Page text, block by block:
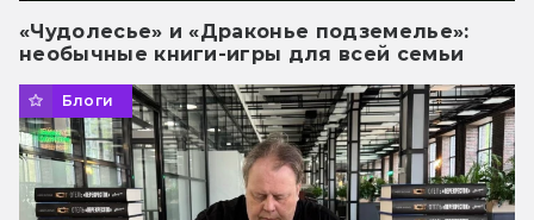
«Чудолесье» и «Драконье подземелье»:
необычные книги-игры для всей семьи
Блоги